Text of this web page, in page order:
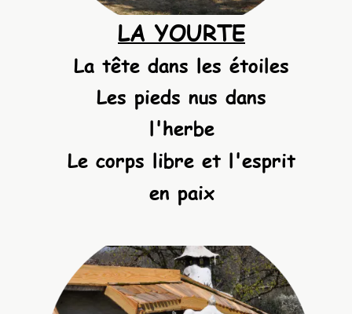
LA YOURTE
La tête dans les étoiles
Les pieds nus dans
l'herbe
Le corps libre et l'esprit
en paix